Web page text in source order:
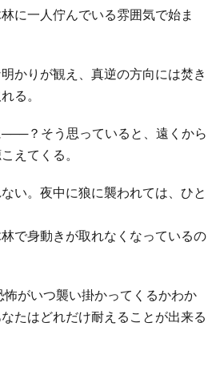
に一人佇んでいる雰囲気で始ま
かりが観え、真逆の方向には焚き
る。
？そう思っていると、遠くから
えてくる。
い。夜中に狼に襲われては、ひと
で身動きが取れなくなっているの
がいつ襲い掛かってくるかわか
たはどれだけ耐えることが出来る